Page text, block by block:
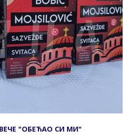
"ОБЕЋАО СИ МИ"